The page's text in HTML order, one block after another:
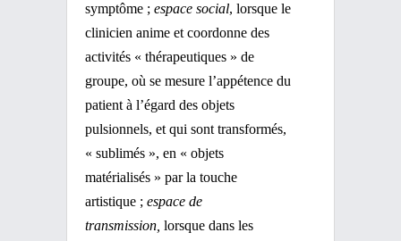
symptôme ; espace social, lorsque le
clinicien anime et coordonne des
activités « thérapeutiques » de
groupe, où se mesure l’appétence du
patient à l’égard des objets
pulsionnels, et qui sont transformés,
« sublimés », en « objets
matérialisés » par la touche
artistique ; espace de
transmission, lorsque dans les